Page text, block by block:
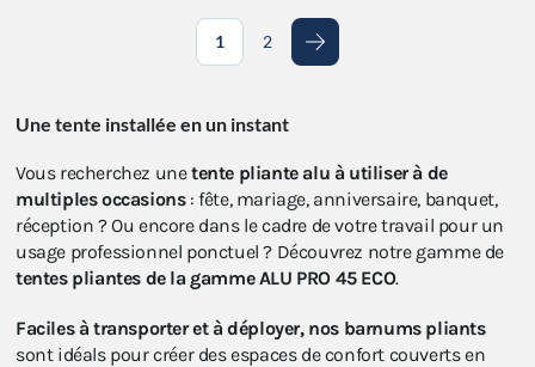
1 2 Suivant
Une tente installée en un instant
Vous recherchez unetente pliante alu à utiliser à de
multiples occasions: fête, mariage, anniversaire, banquet,
réception ? Ou encore dans le cadre de votre travail pour un
usage professionnel ponctuel ? Découvrez notre gamme de
tentes pliantes de la gamme ALU PRO 45 ECO.
Faciles à transporter et à déployer, nos barnums pliants
sont idéals pour créer des espaces de confort couverts en